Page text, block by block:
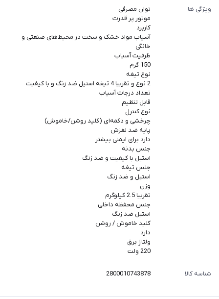
ویژگی ها
توان مصرفی
موتور پر قدرت
کاربرد
آسیاب مواد خشک و سخت در محیط‌های صنعتی و
خانگی
ظرفیت آسیاب
150 گرم
نوع تیغه
2 نوع و تقریبا 4 تیغه استیل ضد زنگ و با کیفیت
تعداد درجات آسیاب
قابل تنظیم
نوع کنترل
چرخشی و دکمه‌ای (کلید روشن/خاموش)
پایه ضد لغزش
دارد برای ایمنی بیشتر
جنس بدنه
استیل با کیفیت و ضد زنگ
جنس تیغه
استیل و ضد زنگ
وزن
تقریبا 2.5 کیلوگرم
جنس محفظه داخلی
استیل ضد زنگ
کلید خاموش / روشن
دارد
ولتاژ برق
220 ولت
شناسه کالا 2800010743878